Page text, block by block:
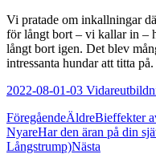
Vi pratade om inkallningar
för långt bort – vi kallar in –
långt bort igen. Det blev
intressanta hundar att titta
2022-08-01-03
FöregåendeÄldreBieffekter
NyareHar den äran på din
Långstrump)Nästa